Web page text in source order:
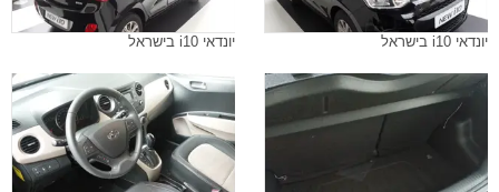
יונדאי i10 בישראל יונדאי i10 בישראל